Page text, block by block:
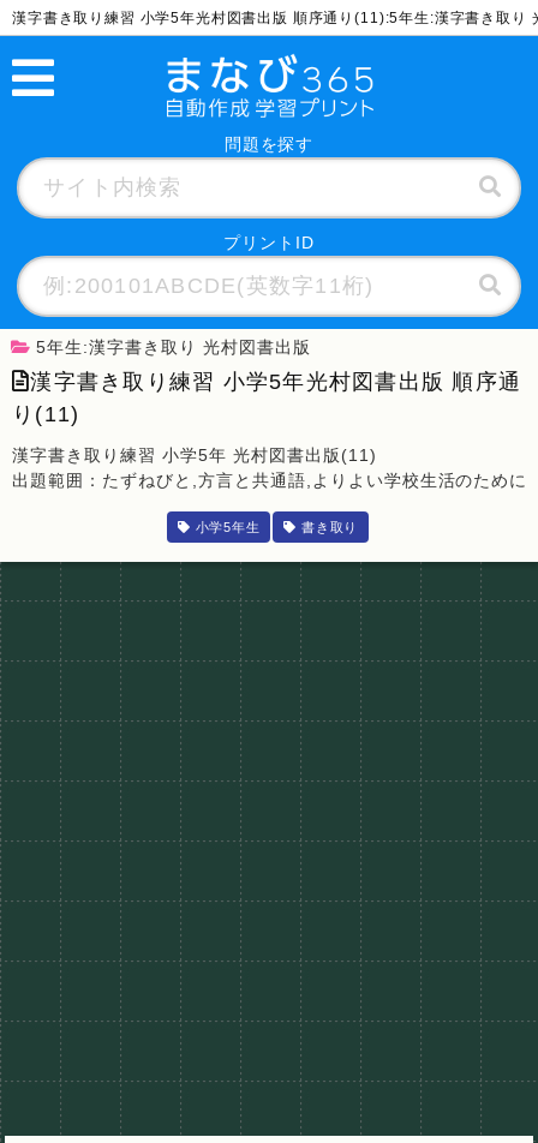
漢字書き取り練習 小学5年光村図書出版 順序通り(11):5年生:漢字書き取
問題を探す
プリントID
5年生:漢字書き取り 光村図書出版
漢字書き取り練習 小学5年光村図書出版 順序通
り(11)
漢字書き取り練習 小学5年 光村図書出版(11)
出題範囲：たずねびと,方言と共通語,よりよい学校生活のために
小学5年生 書き取り